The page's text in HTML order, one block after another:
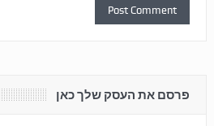
פרסם את העסק שלך כאן